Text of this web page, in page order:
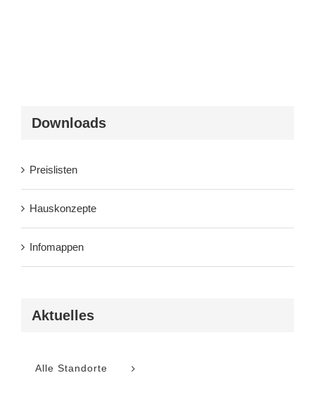
Downloads
Preislisten
Hauskonzepte
Infomappen
Aktuelles
Alle Standorte